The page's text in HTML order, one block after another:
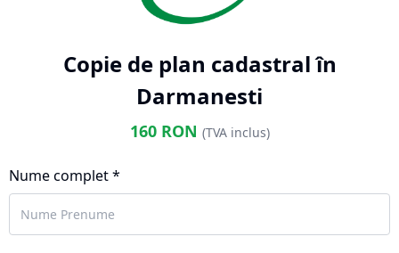
Copie de plan cadastral în
Darmanesti
160RON (TVA inclus)
Nume complet *